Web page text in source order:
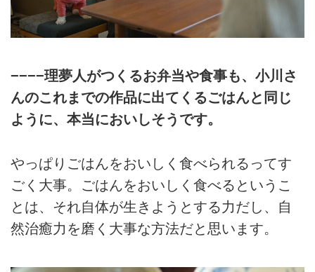
−−−−理夢人がつくるお弁当や食事も、小川さ
んのこれまでの作品に出てくるごはんと同じ
ように、本当においしそうです。
やっぱりごはんをおいしく食べられるってす
ごく大事。ごはんをおいしく食べるというこ
とは、それ自体が生きようとする力だし、自
然治癒力を磨く大事な方法だと思います。